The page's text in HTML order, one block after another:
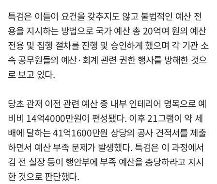
특검은 이들이 요건을 갖추지도 않고 불법적인 예산 전
용을 지시하는 방법으로 국가 예산 총 20억여 원의 예산
전용 및 집행 절차를 진행 및 승인하게 했으며 각 기관 소
속 공무원들의 예산·회계 관련 권한 행사를 방해한 것으
로 보고 있다.
당초 관저 이전 관련 예산 중 내부 인테리어 명목으로 예
비비 14억4000만원이 편성됐다. 이후 21그램이 약 세
배에 달하는 41억1600만원 상당의 공사 견적서를 제출
하면서 예산 부족 문제가 발생했다. 특검은 이 과정에서
김 전 실장 등이 행안부에 부족 예산을 충당하라고 지시
한 것으로 판단했다.